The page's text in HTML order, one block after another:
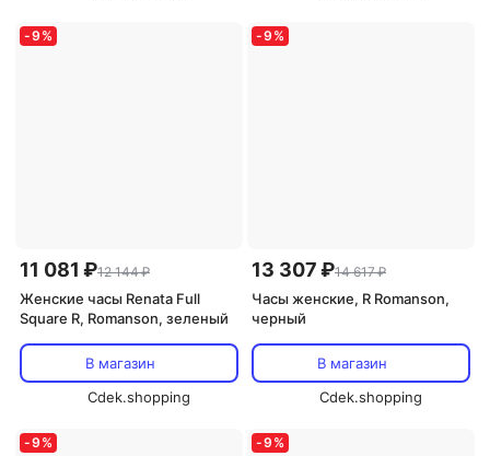
-9 %
11 081 ₽12 144 ₽
Женские часы Renata Full
Square R, Romanson, зеленый
В магазин
Cdek.shopping
-9 %
13 307 ₽14 617 ₽
Часы женские, R Romanson,
черный
В магазин
Cdek.shopping
-9 % -9 %